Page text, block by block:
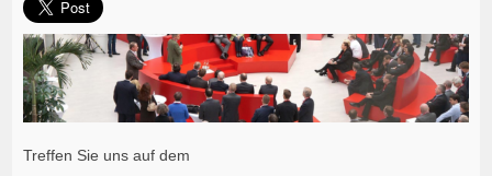
Treffen Sie uns auf dem